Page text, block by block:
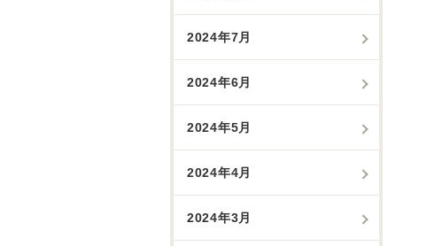
2024年7月
2024年6月
2024年5月
2024年4月
2024年3月